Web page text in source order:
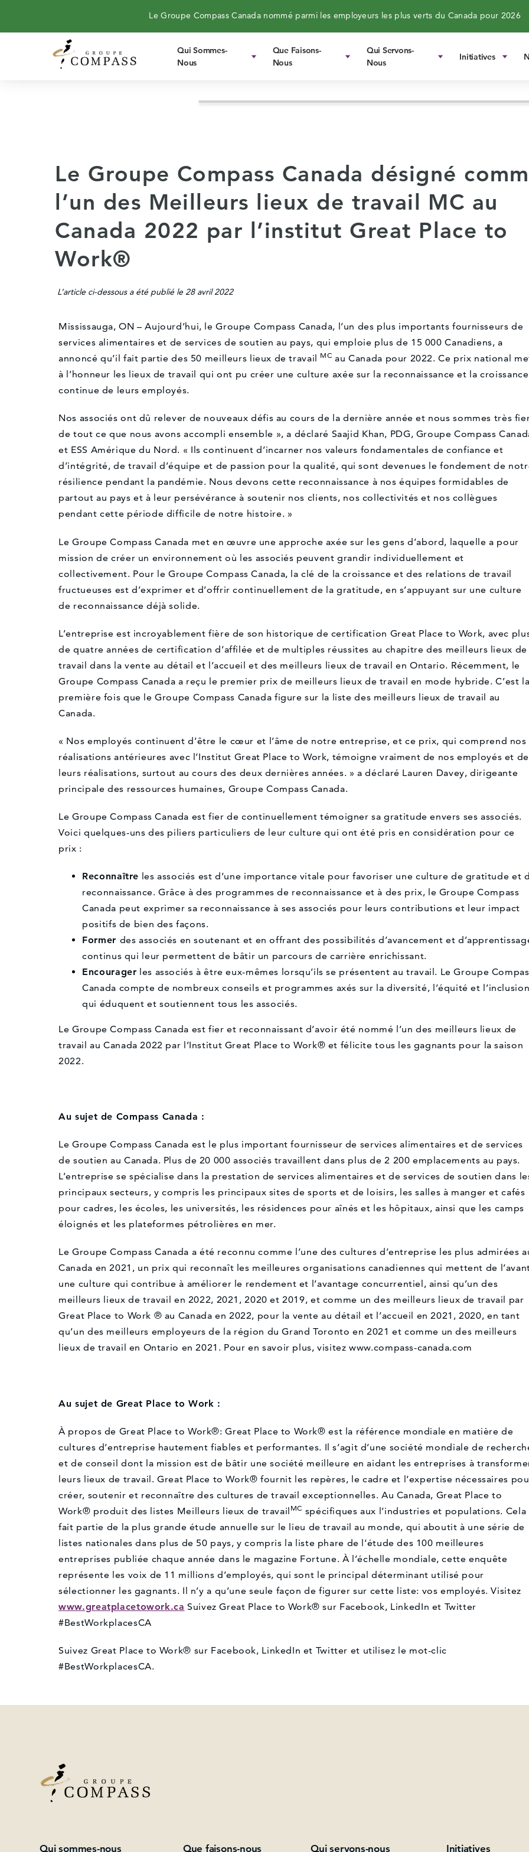
Le Groupe Compass Canada nommé parmi les employeurs les plus verts du Canada pour 2026
Qui Sommes-
Nous
Que Faisons-
Nous
Qui Servons-
Nous
Initiatives
Le Groupe Compass Canada désigné
l’un des Meilleurs lieux de travail MC au
Canada 2022 par l’institut Great Place to
Work®
L’article ci-dessous a été publié le 28 avril 2022
Mississauga, ON – Aujourd’hui, le Groupe Compass Canada, l’un des plus importants fournisseurs de
services alimentaires et de services de soutien au pays, qui emploie plus de 15 000 Canadiens, a
annoncé qu’il fait partie des 50 meilleurs lieux de travail
MC au Canada pour 2022. Ce prix national
à l’honneur les lieux de travail qui ont pu créer une culture axée sur la reconnaissance et la croissance
continue de leurs employés.
Nos associés ont dû relever de nouveaux défis au cours de la dernière année et nous sommes très
de tout ce que nous avons accompli ensemble », a déclaré Saajid Khan, PDG, Groupe Compass
et ESS Amérique du Nord. « Ils continuent d’incarner nos valeurs fondamentales de confiance et
d’intégrité, de travail d’équipe et de passion pour la qualité, qui sont devenues le fondement de
résilience pendant la pandémie. Nous devons cette reconnaissance à nos équipes formidables de
partout au pays et à leur persévérance à soutenir nos clients, nos collectivités et nos collègues
pendant cette période difficile de notre histoire. »
Le Groupe Compass Canada met en œuvre une approche axée sur les gens d’abord, laquelle a pour
mission de créer un environnement où les associés peuvent grandir individuellement et
collectivement. Pour le Groupe Compass Canada, la clé de la croissance et des relations de travail
fructueuses est d’exprimer et d’offrir continuellement de la gratitude, en s’appuyant sur une culture
de reconnaissance déjà solide.
L’entreprise est incroyablement fière de son historique de certification Great Place to Work, avec
de quatre années de certification d’affilée et de multiples réussites au chapitre des meilleurs lieux de
travail dans la vente au détail et l’accueil et des meilleurs lieux de travail en Ontario. Récemment, le
Groupe Compass Canada a reçu le premier prix de meilleurs lieux de travail en mode hybride. C’est la
première fois que le Groupe Compass Canada figure sur la liste des meilleurs lieux de travail au
Canada.
« Nos employés continuent d’être le cœur et l’âme de notre entreprise, et ce prix, qui comprend nos
réalisations antérieures avec l’Institut Great Place to Work, témoigne vraiment de nos employés et de
leurs réalisations, surtout au cours des deux dernières années. » a déclaré Lauren Davey, dirigeante
principale des ressources humaines, Groupe Compass Canada.
Le Groupe Compass Canada est fier de continuellement témoigner sa gratitude envers ses associés.
Voici quelques-uns des piliers particuliers de leur culture qui ont été pris en considération pour ce
prix :
Reconnaître les associés est d’une importance vitale pour favoriser une culture de gratitude et
reconnaissance. Grâce à des programmes de reconnaissance et à des prix, le Groupe Compass
Canada peut exprimer sa reconnaissance à ses associés pour leurs contributions et leur impact
positifs de bien des façons.
Former des associés en soutenant et en offrant des possibilités d’avancement et
continus qui leur permettent de bâtir un parcours de carrière enrichissant.
Encourager les associés à être eux-mêmes lorsqu’ils se présentent au travail. Le Groupe
Canada compte de nombreux conseils et programmes axés sur la diversité, l’équité et l’inclusion
qui éduquent et soutiennent tous les associés.
Le Groupe Compass Canada est fier et reconnaissant d’avoir été nommé l’un des meilleurs lieux de
travail au Canada 2022 par l’Institut Great Place to Work® et félicite tous les gagnants pour la saison
2022.
Au sujet de Compass Canada :
Le Groupe Compass Canada est le plus important fournisseur de services alimentaires et de services
de soutien au Canada. Plus de 20 000 associés travaillent dans plus de 2 200 emplacements au pays.
L’entreprise se spécialise dans la prestation de services alimentaires et de services de soutien dans
principaux secteurs, y compris les principaux sites de sports et de loisirs, les salles à manger et cafés
pour cadres, les écoles, les universités, les résidences pour aînés et les hôpitaux, ainsi que les camps
éloignés et les plateformes pétrolières en mer.
Le Groupe Compass Canada a été reconnu comme l’une des cultures d’entreprise les plus admirées
Canada en 2021, un prix qui reconnaît les meilleures organisations canadiennes qui mettent de
une culture qui contribue à améliorer le rendement et l’avantage concurrentiel, ainsi qu’un des
meilleurs lieux de travail en 2022, 2021, 2020 et 2019, et comme un des meilleurs lieux de travail par
Great Place to Work ® au Canada en 2022, pour la vente au détail et l’accueil en 2021, 2020, en tant
qu’un des meilleurs employeurs de la région du Grand Toronto en 2021 et comme un des meilleurs
lieux de travail en Ontario en 2021. Pour en savoir plus, visitez www.compass-canada.com
Au sujet de Great Place to Work :
À propos de Great Place to Work®: Great Place to Work® est la référence mondiale en matière de
cultures d’entreprise hautement fiables et performantes. Il s’agit d’une société mondiale de
et de conseil dont la mission est de bâtir une société meilleure en aidant les entreprises à
leurs lieux de travail. Great Place to Work® fournit les repères, le cadre et l’expertise nécessaires
créer, soutenir et reconnaître des cultures de travail exceptionnelles. Au Canada, Great Place to
Work® produit des listes Meilleurs lieux de travail MC spécifiques aux l’industries et populations. Cela
fait partie de la plus grande étude annuelle sur le lieu de travail au monde, qui aboutit à une série de
listes nationales dans plus de 50 pays, y compris la liste phare de l’étude des 100 meilleures
entreprises publiée chaque année dans le magazine Fortune. À l’échelle mondiale, cette enquête
représente les voix de 11 millions d’employés, qui sont le principal déterminant utilisé pour
sélectionner les gagnants. Il n’y a qu’une seule façon de figurer sur cette liste: vos employés. Visitez
www.greatplacetowork.ca Suivez Great Place to Work® sur Facebook, LinkedIn et Twitter
#BestWorkplacesCA
Suivez Great Place to Work® sur Facebook, LinkedIn et Twitter et utilisez le mot-clic
#BestWorkplacesCA.
Qui sommes-nous Que faisons-nous Qui servons-nous Initiatives
Que pouvons-nous vous aider à trouver?